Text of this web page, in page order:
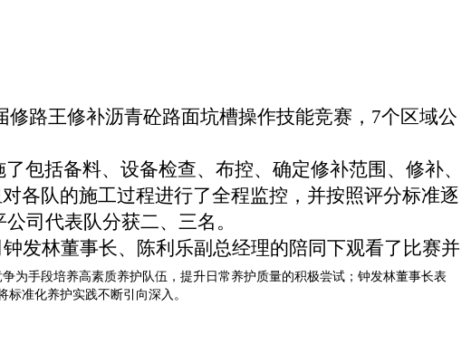
路王修补沥青砼路面坑槽操作技能竞赛， 7个区域公
包括备料、设备检查、布控、确定修补范围、修补、
各队的施工过程进行了全程监控，并按照评分标准逐
司代表队分获二、三名。
发林董事长、陈利乐副总经理的陪同下观看了比赛并
为手段培养高素质养护队伍，提升日常养护质量的积极尝试；钟发林董事长表
准化养护实践不断引向深入。